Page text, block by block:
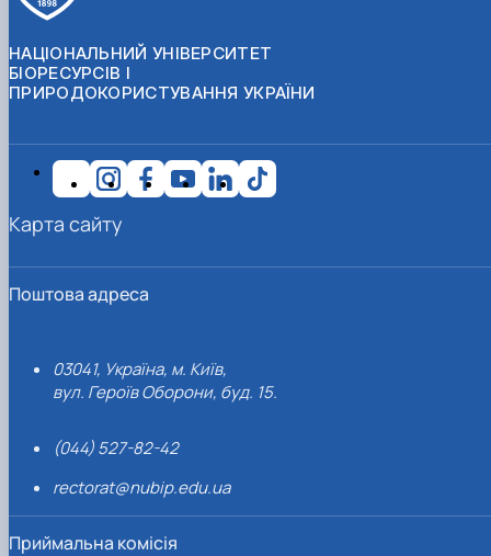
НАЦІОНАЛЬНИЙ УНІВЕРСИТЕТ
БІОРЕСУРСІВ І
ПРИРОДОКОРИСТУВАННЯ УКРАЇНИ
Поштова адреса
03041, Україна, м. Київ,
вул. Героїв Оборони, буд. 15.
(044) 527-82-42
rectorat@nubip.edu.ua
Приймальна комісія
Карта сайту